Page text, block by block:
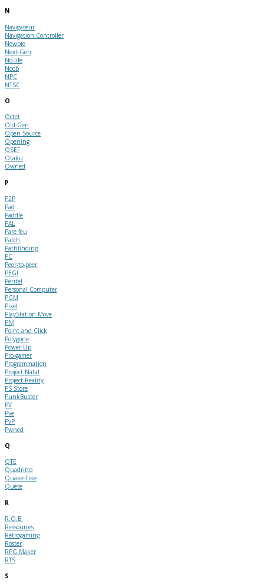
N
Navigateur
Navigation Controller
Newbie
Next-Gen
No-life
Noob
NPC
NTSC
O
Octet
Old-Gen
Open Source
Opening
OSEF
Otaku
Owned
P
P2P
Pad
Paddle
PAL
Pare feu
Patch
Pathfinding
PC
Peer-to-peer
PEGI
Péritel
Personal Computer
PGM
Pixel
PlayStation Move
PNJ
Point and Click
Polygone
Power Up
Pro-gamer
Programmation
Project Natal
Project Reality
PS Store
PunkBuster
PV
Pve
PvP
Pwned
Q
QTE
Quadritto
Quake-Like
Quête
R
R.O.B.
Ressources
Rétrogaming
Roster
RPG Maker
RTS
S